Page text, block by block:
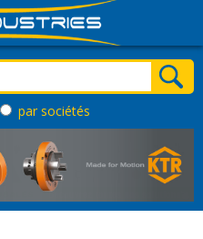
par sociétés